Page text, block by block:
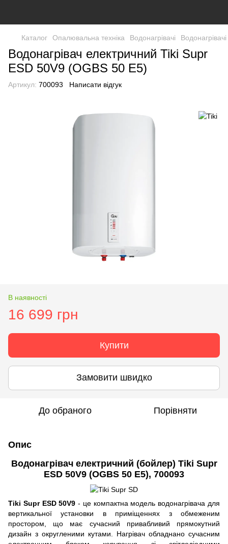
Каталог Опалювальна техніка Водонагрівачі
Водонагрівач електричний Tiki Supr
ESD 50V9 (OGBS 50 E5)
Артикул: 700093 Написати відгук
В наявності
16 699 грн
Купити
Замовити швидко
До обраного Порівняти
Опис
Водонагрівач електричний (бойлер) Tiki Supr
ESD 50V9 (OGBS 50 E5), 700093
Tiki Supr ESD 50V9- це компактна модель водонагрівача для
вертикальної установки в приміщеннях з обмеженим
простором, що має сучасний привабливий прямокутний
дизайн з округленими кутами. Нагрівач обладнано сучасним